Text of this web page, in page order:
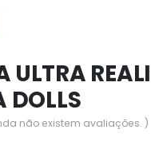
ULTRA
DOLLS
não existem avaliações. )